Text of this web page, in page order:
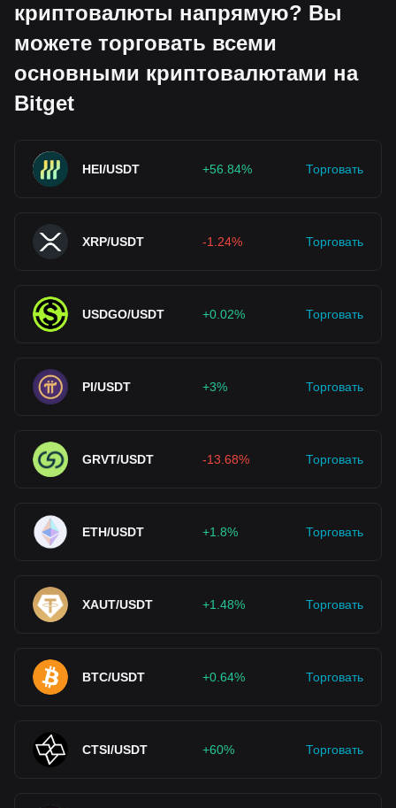
криптовалюты напрямую? Вы
можете торговать всеми
основными криптовалютами на
Bitget
HEI/USDT +56.84% Торговать
XRP/USDT -1.24% Торговать
USDGO/USDT +0.02% Торговать
PI/USDT +3% Торговать
GRVT/USDT -13.68% Торговать
ETH/USDT +1.8% Торговать
XAUT/USDT +1.48% Торговать
BTC/USDT +0.64% Торговать
CTSI/USDT +60% Торговать